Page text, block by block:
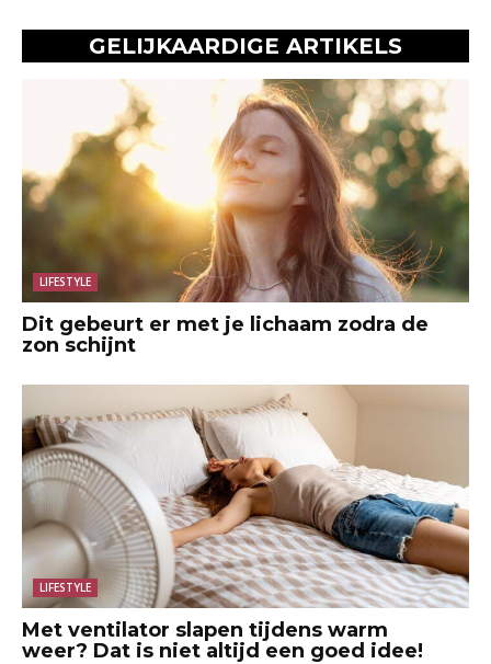
GELIJKAARDIGE ARTIKELS
LIFESTYLE
Dit gebeurt er met je lichaam zodra de
zon schijnt
LIFESTYLE
Met ventilator slapen tijdens warm
weer? Dat is niet altijd een goed idee!